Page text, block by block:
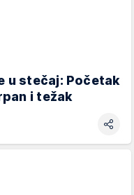
u stečaj: Početak
i težak